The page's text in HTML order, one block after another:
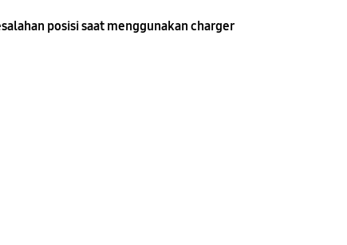
posisi saat menggunakan charger